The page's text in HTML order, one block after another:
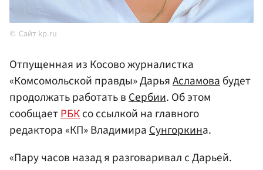
Сайт kp.ru
Отпущенная из Косово журналистка
«Комсомольской правды» ДарьяАсламовабудет
продолжать работать вСербии. Об этом
сообщаетРБКсо ссылкой на главного
редактора «КП» ВладимираСунгоркина.
«Пару часов назад я разговаривал с Дарьей.